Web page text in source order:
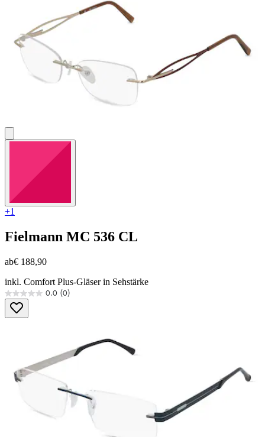
+1
Fielmann MC 536 CL
ab€ 188,90
inkl. Comfort Plus-Gläser in Sehstärke
0.0 (0)
0.0
von
5